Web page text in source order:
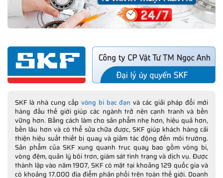
SKF là nhà cung cấp vòng bi bạc đạn và các giải pháp đổi mới
hàng đầu thế giới giúp các ngành trở nên cạnh tranh và bền
vững hơn. Bằng cách làm cho sản phẩm nhẹ hơn, hiệu quả hơn,
bền lâu hơn và có thể sửa chữa được, SKF giúp khách hàng cải
thiện hiệu suất thiết bị quay và giảm tác động đến môi trường.
Sản phẩm của SKF xung quanh trục quay bao gồm vòng bi,
vòng đệm, quản lý bôi trơn, giám sát tình trạng và dịch vụ. Được
thành lập vào năm 1907, SKF có mặt tại khoảng 129 quốc gia và
có khoảng 17.000 địa điểm phân phối trên toàn thế giới. Doanh